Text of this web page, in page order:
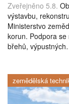
Zveřejněno 5.8.
výstavbu,
Ministerstvo
korun. Podpora
břehů,
zemědělská